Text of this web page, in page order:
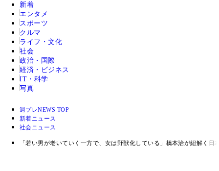
新着
エンタメ
スポーツ
クルマ
ライフ・文化
社会
政治・国際
経済・ビジネス
IT・科学
写真
週プレNEWS TOP
新着ニュース
社会ニュース
「若い男が老いていく一方で、女は野獣化している」橋本治が紐解く日